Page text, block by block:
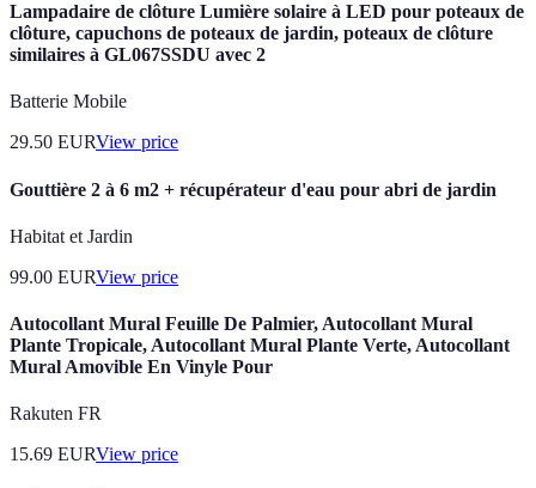
Lampadaire de clôture Lumière solaire à LED pour poteaux de
clôture, capuchons de poteaux de jardin, poteaux de clôture
similaires à GL067SSDU avec 2
Batterie Mobile
29.50 EURView price
Gouttière 2 à 6 m2 + récupérateur d'eau pour abri de jardin
Habitat et Jardin
99.00 EURView price
Autocollant Mural Feuille De Palmier, Autocollant Mural
Plante Tropicale, Autocollant Mural Plante Verte, Autocollant
Mural Amovible En Vinyle Pour
Rakuten FR
15.69 EURView price